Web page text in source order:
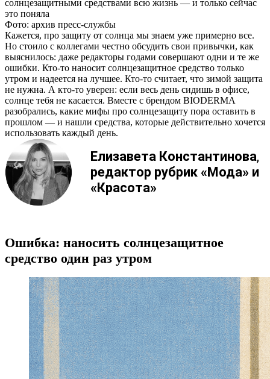
Фото: архив пресс-службы
Кажется, про защиту от солнца мы знаем уже примерно все.
Но стоило с коллегами честно обсудить свои привычки, как
выяснилось: даже редакторы годами совершают одни и те же
ошибки. Кто-то наносит солнцезащитное средство только
утром и надеется на лучшее. Кто-то считает, что зимой защита
не нужна. А кто-то уверен: если весь день сидишь в офисе,
солнце тебя не касается. Вместе с брендом BIODERMA
разобрались, какие мифы про солнцезащиту пора оставить в
прошлом — и нашли средства, которые действительно хочется
использовать каждый день.
Елизавета Константинова,
редактор рубрик «Мода» и
«Красота»
Ошибка: наносить солнцезащитное
средство один раз утром